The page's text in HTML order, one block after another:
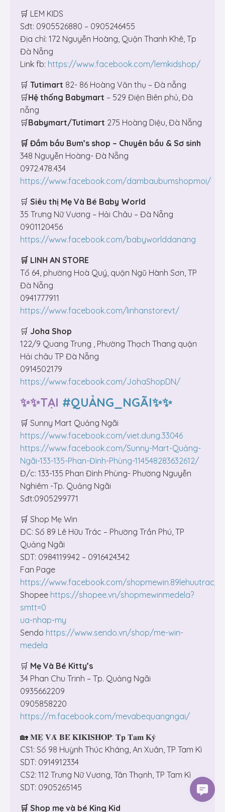
🛒 LEM KIDS
Sđt: 0905526880 – 0905246455
Địa chỉ: 172 Nguyễn Hoàng, Quận Thanh Khê, Tp
Đà Nẵng
Link fb: https://www.facebook.com/lemkidshop/
🛒 Tutimart 82- 86 Hoàng Văn thụ – Đà nẵng
🛒Hệ thống Babymart – 529 Điện Biên phủ, Đà
nẵng
🛒Babymart/Tutimart 275 Hoàng Diệu, Đà Nẵng
🛒 Đầm bầu Bum’s shop – Chuyên bầu & Sơ sinh
348 Nguyễn Hoàng- Đà Nẵng
0972.478.434
https://www.facebook.com/dambaubumshopmoi/
🛒 Siêu thị Mẹ Và Bé Baby World
35 Trưng Nữ Vương – Hải Châu – Đà Nẵng
0901120456
https://www.facebook.com/babyworlddanang
🛒 LINH AN STORE
Tổ 64, phường Hoà Quý, quận Ngũ Hành Sơn, TP
Đà Nẵng
0941777911
https://www.facebook.com/linhanstorevt/
🛒 Joha Shop
122/9 Quang Trung , Phường Thạch Thang quận
Hải châu TP Đà Nẵng
0914502179
https://www.facebook.com/JohaShopDN/
✨✨TẠI #QUẢNG_NGÃI✨✨
🛒 Sunny Mart Quảng Ngãi
https://www.facebook.com/viet.dung.33046
https://www.facebook.com/Sunny-Mart-Quảng-
Ngãi-133-135-Phan-Đình-Phùng-114548283632612/
Đ/c: 133-135 Phan Đình Phùng- Phường Nguyễn
Nghiêm -Tp. Quảng Ngãi
Sđt:0905299771
🛒 Shop Mẹ Win
ĐC: Số 89 Lê Hữu Trác – Phường Trần Phú, TP
Quảng Ngãi
SDT: 0984119942 – 0916424342
Fan Page
https://www.facebook.com/shopmewin.89lehuutrac/
Shopee https://shopee.vn/shopmewinmedela?
smtt=0
ua-nhap-my
Sendo https://www.sendo.vn/shop/me-win-
medela
🛒 Mẹ Và Bé Kitty’s
34 Phan Chu Trinh – Tp. Quảng Ngãi
0935662209
0905858220
https://m.facebook.com/mevabequangngai/
🏡 𝐌𝐄̣ 𝐕𝐀̀ 𝐁𝐄́ 𝐊𝐈𝐊𝐈𝐒𝐇𝐎𝐏: 𝐓𝐩 𝐓𝐚𝐦 𝐊𝐲̀
CS1: Số 98 Huỳnh Thúc Kháng, An Xuân, TP Tam Kì
SDT: 0914912334
CS2: 112 Trưng Nữ Vương, Tân Thạnh, TP Tam Kì
SDT: 0905265145
🛒 Shop mẹ và bé King Kid